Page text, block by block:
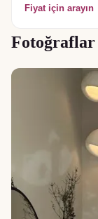
Fiyat için arayın
Fotoğraflar